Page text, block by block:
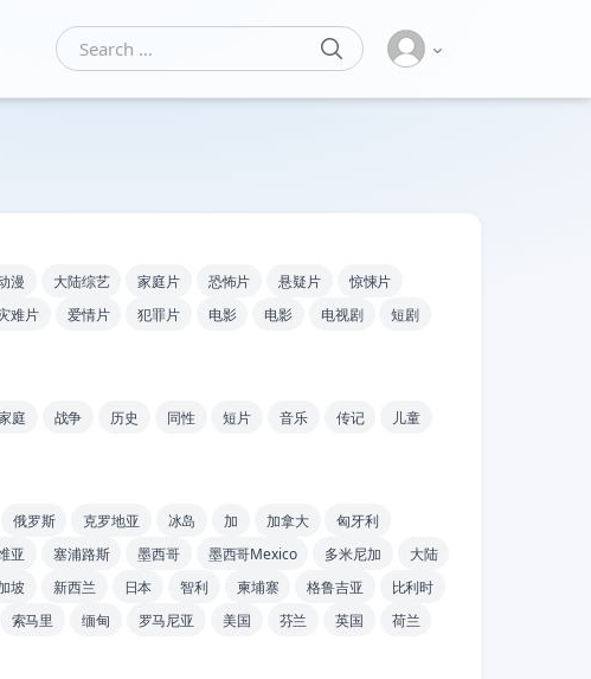
Search for:
SEARCH
漫 大陆综艺 家庭片 恐怖片 悬疑片
惊悚片
难片 爱情片 犯罪片 电影 电影 电视剧
短剧
庭 战争 历史 同性 短片 音乐 传记
儿童
俄罗斯 克罗地亚 冰岛 加 加拿大
匈牙利
亚 塞浦路斯 墨西哥 墨西哥Mexico 多米尼加
大陆
坡 新西兰 日本 智利 柬埔寨 格鲁吉亚
比利时
索马里 缅甸 罗马尼亚 美国 芬兰 英国
荷兰